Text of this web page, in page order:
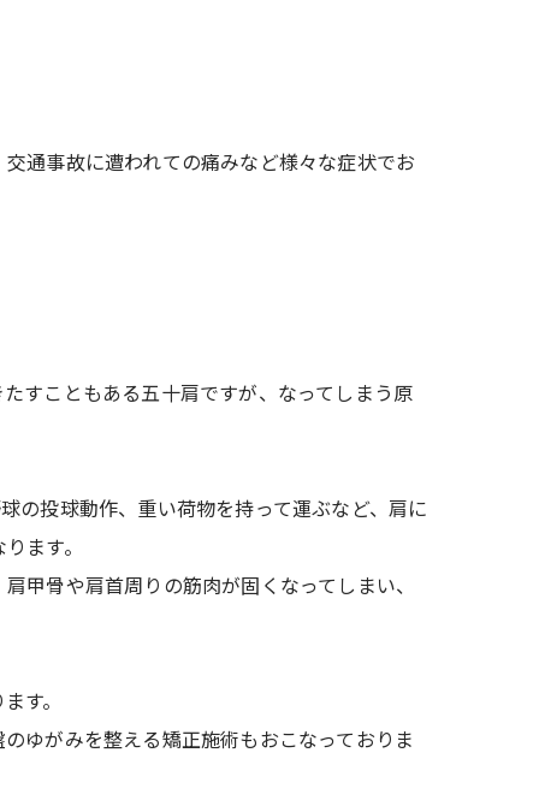
通事故に遭われての痛みなど様々な症状でお
すこともある五十肩ですが、なってしまう原
の投球動作、重い荷物を持って運ぶなど、肩に
ます。
甲骨や肩首周りの筋肉が固くなってしまい、
す。
ゆがみを整える矯正施術もおこなっておりま